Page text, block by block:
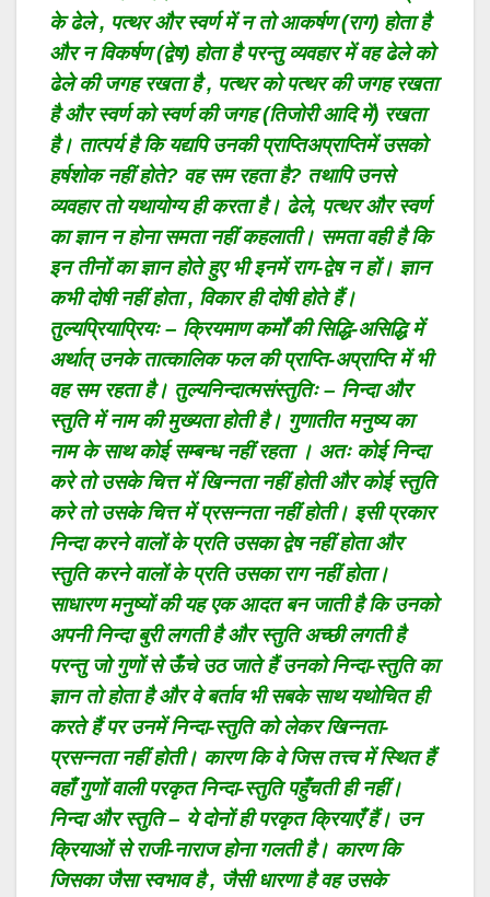
के ढेले , पत्थर और स्वर्ण में न तो आकर्षण (राग) होता है
और न विकर्षण (द्वेष) होता है परन्तु व्यवहार में वह ढेले को
ढेले की जगह रखता है , पत्थर को पत्थर की जगह रखता
है और स्वर्ण को स्वर्ण की जगह (तिजोरी आदि में) रखता
है। तात्पर्य है कि यद्यपि उनकी प्राप्तिअप्राप्तिमें उसको
हर्षशोक नहीं होते? वह सम रहता है? तथापि उनसे
व्यवहार तो यथायोग्य ही करता है। ढेले, पत्थर और स्वर्ण
का ज्ञान न होना समता नहीं कहलाती। समता वही है कि
इन तीनों का ज्ञान होते हुए भी इनमें राग-द्वेष न हों। ज्ञान
कभी दोषी नहीं होता , विकार ही दोषी होते हैं।
तुल्यप्रियाप्रियः – क्रियमाण कर्मों की सिद्धि-असिद्धि में
अर्थात् उनके तात्कालिक फल की प्राप्ति-अप्राप्ति में भी
वह सम रहता है। तुल्यनिन्दात्मसंस्तुतिः – निन्दा और
स्तुति में नाम की मुख्यता होती है। गुणातीत मनुष्य का
नाम के साथ कोई सम्बन्ध नहीं रहता । अतः कोई निन्दा
करे तो उसके चित्त में खिन्नता नहीं होती और कोई स्तुति
करे तो उसके चित्त में प्रसन्नता नहीं होती। इसी प्रकार
निन्दा करने वालों के प्रति उसका द्वेष नहीं होता और
स्तुति करने वालों के प्रति उसका राग नहीं होता।
साधारण मनुष्यों की यह एक आदत बन जाती है कि उनको
अपनी निन्दा बुरी लगती है और स्तुति अच्छी लगती है
परन्तु जो गुणों से ऊँचे उठ जाते हैं उनको निन्दा-स्तुति का
ज्ञान तो होता है और वे बर्ताव भी सबके साथ यथोचित ही
करते हैं पर उनमें निन्दा-स्तुति को लेकर खिन्नता-
प्रसन्नता नहीं होती। कारण कि वे जिस तत्त्व में स्थित हैं
वहाँ गुणों वाली परकृत निन्दा-स्तुति पहुँचती ही नहीं।
निन्दा और स्तुति – ये दोनों ही परकृत क्रियाएँ हैं। उन
क्रियाओं से राजी-नाराज होना गलती है। कारण कि
जिसका जैसा स्वभाव है , जैसी धारणा है वह उसके